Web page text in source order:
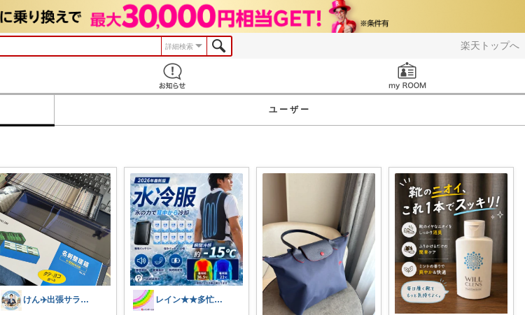
楽天トップへ
詳細検索
ユーザー
けん✈️出張サラリーマンの買ってよかった レイン★★多忙の為しばらくスローです★